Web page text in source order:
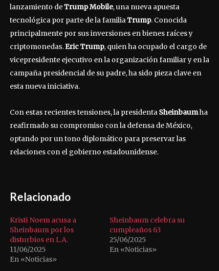
lanzamiento deTrump Mobile, una nueva apuesta
tecnológica por parte de la familiaTrump. Conocida
principalmente por sus inversiones en bienes raíces y
criptomonedas.Eric Trump, quien ha ocupado el cargo de
vicepresidente ejecutivo en la organización familiar y en la
campaña presidencial de su padre, ha sido pieza clave en
esta nueva iniciativa.
Con estas recientes tensiones, la presidenta Sheinbaumha
reafirmado su compromiso con la defensa de México,
optando por un tono diplomático para preservar las
relaciones con el gobierno estadounidense.
Relacionado
Kristi Noem acusa a
Sheinbaum por los
disturbios en L.A.
11/06/2025
En «Noticias»
Sheinbaum celebra su
cumpleaños 63
25/06/2025
En «Noticias»